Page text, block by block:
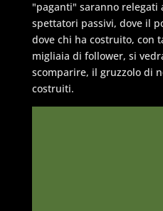
"paganti" saranno relegati
spettatori passivi, dove il
dove chi ha costruito, con
migliaia di follower, si
scomparire, il gruzzolo di
costruiti.